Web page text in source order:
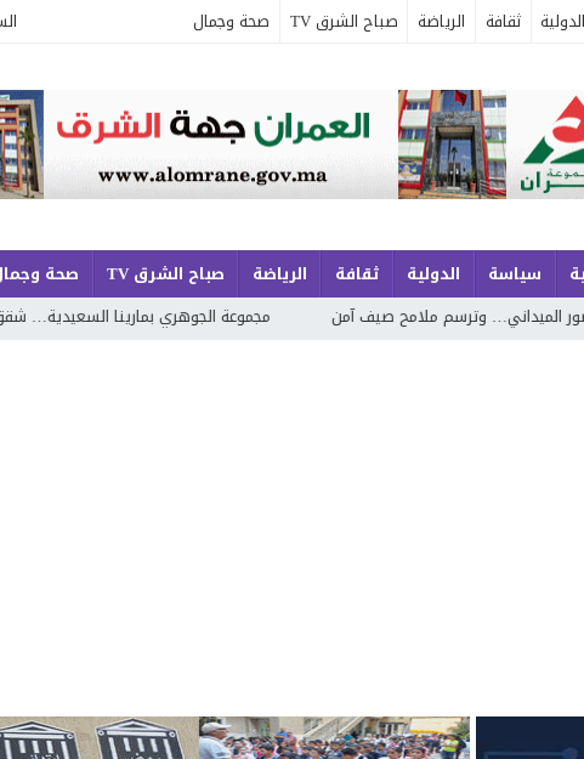
الدولية ثقافة الرياضة صباح الشرق TV صحة وجمال السبت 8
سياسة الدولية ثقافة الرياضة صباح الشرق TV
صحة
ملامح صيف آمن مجموعة الجوهري بمارينا السعيدية… شقق عصرية وفيلات فاخرة